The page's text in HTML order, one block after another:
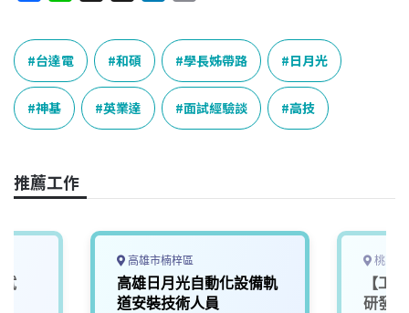
c
e
b
o
o
n
e
r
e
a
d
s
n
e
I
p
y
L
i
n
台達電 和碩 學長姊帶路 日月光
神基 英業達 面試經驗談 高技
推薦工作
高雄市楠梓區
高雄日月光自動化設備軌
道安裝技術人員
桃園
【工
研發(